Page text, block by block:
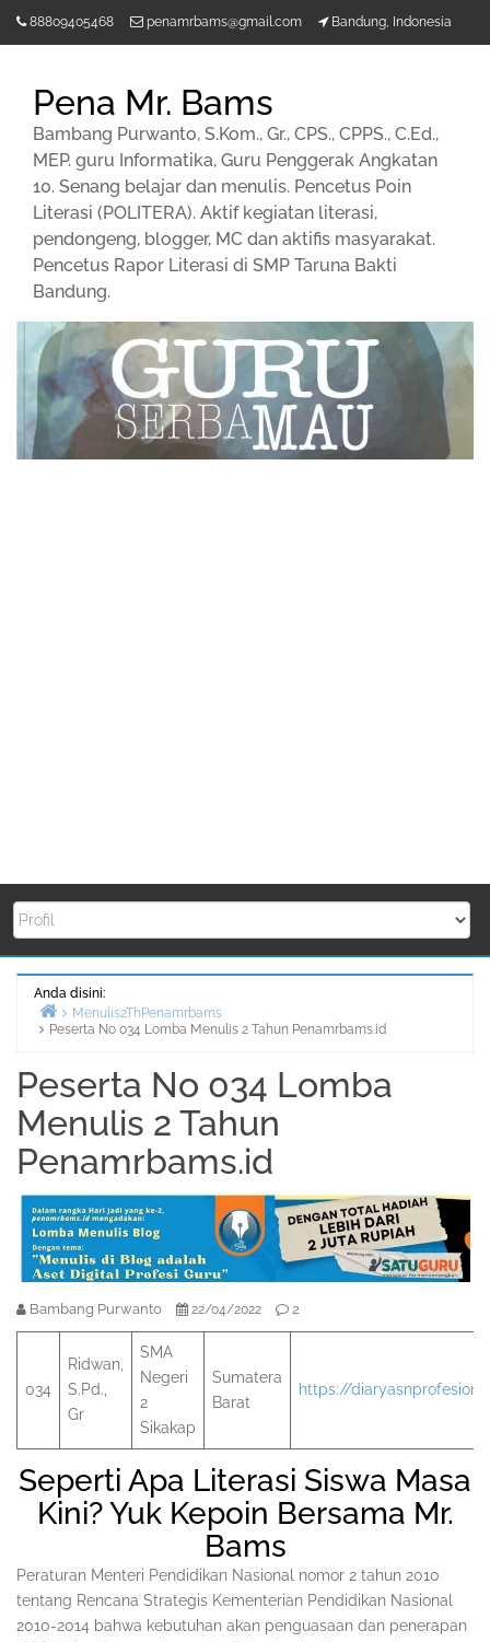
88809405468 penamrbams@gmail.com Bandung, Indonesia
Pena Mr. Bams
Bambang Purwanto, S.Kom., Gr., CPS., CPPS., C.Ed.,
MEP. guru Informatika, Guru Penggerak Angkatan
10. Senang belajar dan menulis. Pencetus Poin
Literasi (POLITERA). Aktif kegiatan literasi,
pendongeng, blogger, MC dan aktifis masyarakat.
Pencetus Rapor Literasi di SMP Taruna Bakti
Bandung.
Anda disini:
Beranda
Menulis2ThPenamrbams
Peserta No 034 Lomba Menulis 2 Tahun Penamrbams.id
Peserta No 034 Lomba
Menulis 2 Tahun
Penamrbams.id
Bambang Purwanto 22/04/2022 2
034
Ridwan,
S.Pd.,
Gr
SMA
Negeri
2
Sikakap
Sumatera
Barat
https://
Seperti Apa Literasi Siswa Masa
Kini? Yuk Kepoin Bersama Mr.
Bams
Peraturan Menteri Pendidikan Nasional nomor 2 tahun 2010
tentang Rencana Strategis Kementerian Pendidikan Nasional
2010-2014 bahwa kebutuhan akan penguasaan dan penerapan